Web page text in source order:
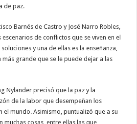
de paz.
Barnés de Castro y José Narro Robles,
de conflictos que se viven en el
y una de ellas es la enseñanza,
más grande que se le puede dejar a las
Nylander precisó que la paz y la
de la labor que desempeñan los
mundo. Asimismo, puntualizó que a su
muchas cosas, entre ellas las que